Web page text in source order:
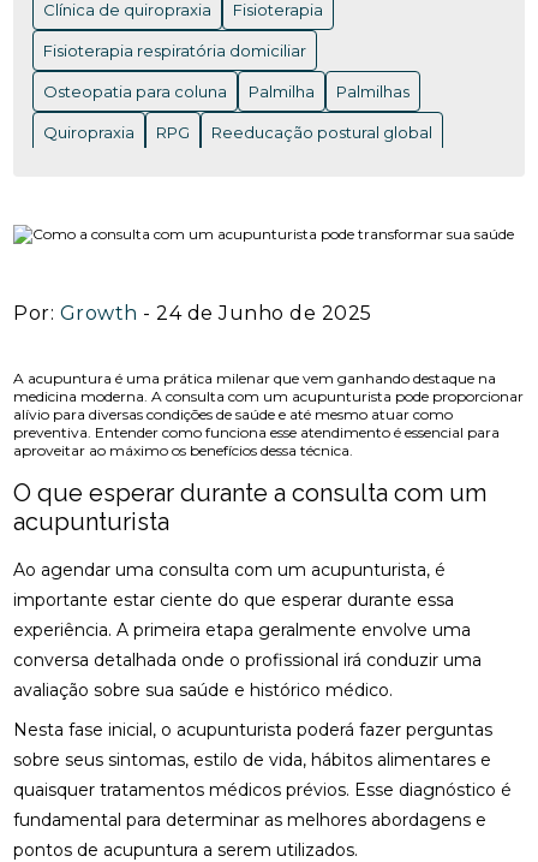
Por: Growth - 24 de Junho de 2025
A acupuntura é uma prática milenar que vem ganhando destaque na
medicina moderna. A consulta com um acupunturista pode proporcionar
alívio para diversas condições de saúde e até mesmo atuar como
preventiva. Entender como funciona esse atendimento é essencial para
aproveitar ao máximo os benefícios dessa técnica.
O que esperar durante a consulta com um
acupunturista
Ao agendar uma consulta com um acupunturista, é
importante estar ciente do que esperar durante essa
experiência. A primeira etapa geralmente envolve uma
conversa detalhada onde o profissional irá conduzir uma
avaliação sobre sua saúde e histórico médico.
Nesta fase inicial, o acupunturista poderá fazer perguntas
sobre seus sintomas, estilo de vida, hábitos alimentares e
quaisquer tratamentos médicos prévios. Esse diagnóstico é
fundamental para determinar as melhores abordagens e
pontos de acupuntura a serem utilizados.
ENCONTRAR OS MELHORES PROFISSIONAIS
ACUPUNTURA EM NITERÓI: BENEFÍCIOS QUE VOCÊ
PRECISA CONHECER
ACUPUNTURA EM NITERÓI: DESCUBRA OS
BENEFÍCIOS DESSA TERAPIA MILENAR
BENEFÍCIOS E ENCONTRE OS MELHORES
INCRÍVEIS PARA ALÍVIO
ACUPUNTURA PARA ALIVIAR A DOR DO NERVO
CIÁTICO E MELHORAR A QUALIDADE DE VIDA
ACUPUNTURA PARA ALIVIAR DOR NO NERVO
ACUPUNTURA PARA ALIVIAR NERVO CIÁTICO
ACUPUNTURA PARA COLUNA: COMO ALIVIAR
DORES E PROMOVER A SAÚDE
ACUPUNTURA PARA ENXAQUECA ALIVIA A DOR E
MELHORA A QUALIDADE DE VIDA
DORES COM ESTA ABORDAGEM NATURAL
ACUPUNTURA PARA ENXAQUECA: ALÍVIO EFICAZ
ACUPUNTURA PARA ENXAQUECA: ALÍVIO NATURAL
Clínica de quiropraxia Fisioterapia
Fisioterapia respiratória domiciliar
Osteopatia para coluna Palmilha Palmilhas
Quiropraxia RPG Reeducação postural global
fisioterapia na reabilitação vestibular fisioterapia ocular
fisioterapia para labirinto
onde fazer fisioterapia respiratória osteopatia RJ
osteopatia cervical osteopatia coluna
osteopatia hérnia de disco
palmilha esporão palmilha fascite plantar
palmilha fascite plantar preço palmilha joanete
palmilha ortopedica preço palmilha para pé chato
palmilha para pé chato preço
palmilha sob medida preço quiropraxia
quiropraxia RJ quiropraxia cervical
quiropraxia em Niterói quiropraxia nervo ciático